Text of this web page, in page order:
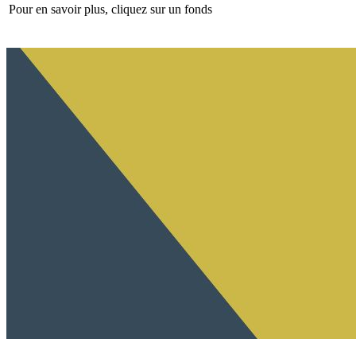
Pour en savoir plus, cliquez sur un fonds